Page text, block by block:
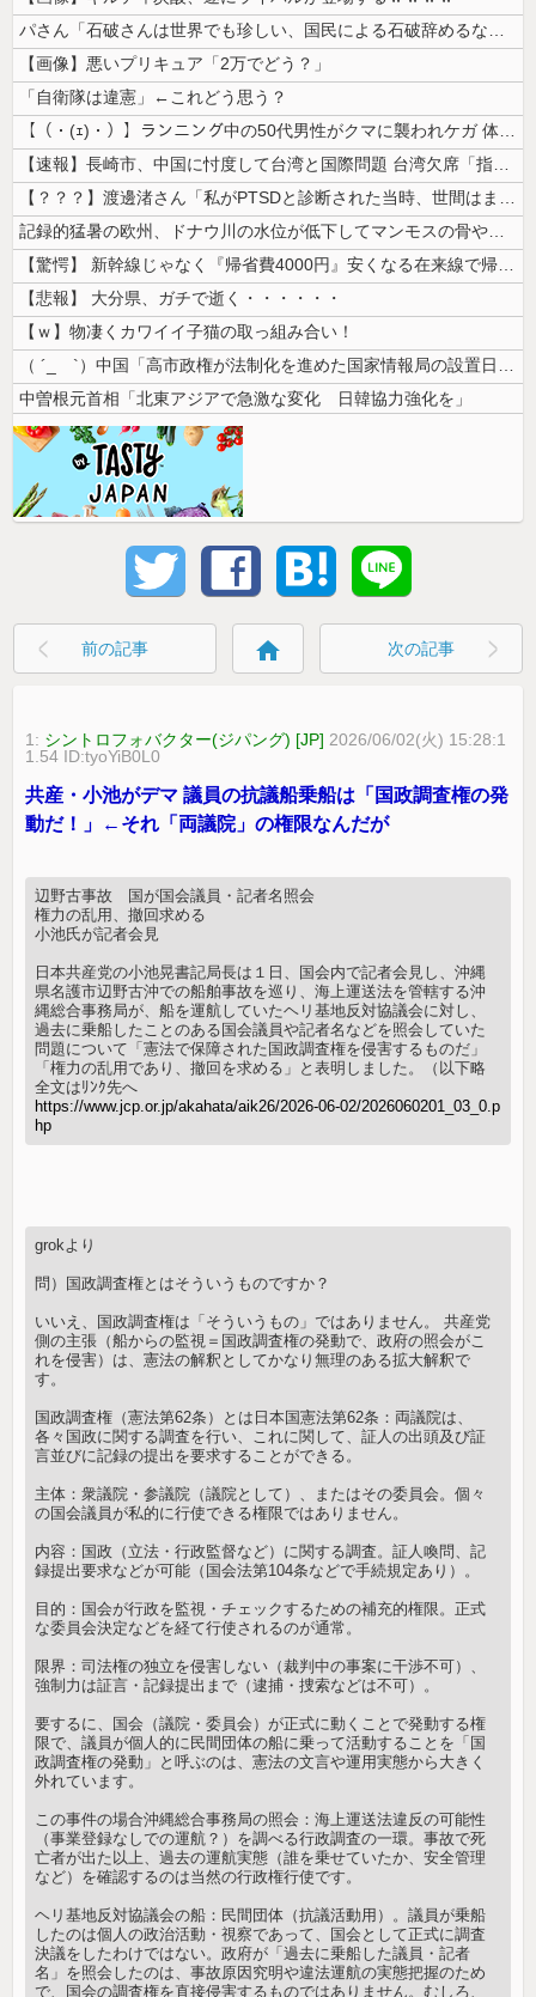
パさん「石破さんは世界でも珍しい、国民による石破辞めるなデモが自然発生...
【画像】悪いプリキュア「2万でどう？」
「自衛隊は違憲」←これどう思う？
【（・(ｪ)・）】ランニング中の50代男性がクマに襲われケガ 体長約1...
【速報】長崎市、中国に忖度して台湾と国際問題 台湾欠席「指定座席を使節...
【？？？】渡邊渚さん「私がPTSDと診断された当時、世間はまだPTSD...
記録的猛暑の欧州、ドナウ川の水位が低下してマンモスの骨や沈没したドイツ...
【驚愕】 新幹線じゃなく『帰省費4000円』安くなる在来線で帰省した結...
【悲報】 大分県、ガチで逝く・・・・・・
【ｗ】物凄くカワイイ子猫の取っ組み合い！
（ ´_ゝ`）中国「高市政権が法制化を進めた国家情報局の設置日が7月3...
中曽根元首相「北東アジアで急激な変化 日韓協力強化を」
前の記事 home 次の記事
1: シントロフォバクター(ジパング) [JP] 2026/06/02(火) 15:28:1
1.54 ID:tyoYiB0L0
共産・小池がデマ 議員の抗議船乗船は「国政調査権の発
動だ！」←それ「両議院」の権限なんだが
辺野古事故 国が国会議員・記者名照会
権力の乱用、撤回求める
小池氏が記者会見
日本共産党の小池晃書記局長は１日、国会内で記者会見し、沖縄
県名護市辺野古沖での船舶事故を巡り、海上運送法を管轄する沖
縄総合事務局が、船を運航していたヘリ基地反対協議会に対し、
過去に乗船したことのある国会議員や記者名などを照会していた
問題について「憲法で保障された国政調査権を侵害するものだ」
「権力の乱用であり、撤回を求める」と表明しました。（以下略
全文はﾘﾝｸ先へ
https://www.jcp.or.jp/akahata/aik26/2026-06-02/2026060201_03_0.p
hp
grokより
問）国政調査権とはそういうものですか？
いいえ、国政調査権は「そういうもの」ではありません。 共産党
側の主張（船からの監視＝国政調査権の発動で、政府の照会がこ
れを侵害）は、憲法の解釈としてかなり無理のある拡大解釈で
す。
国政調査権（憲法第62条）とは日本国憲法第62条：両議院は、
各々国政に関する調査を行い、これに関して、証人の出頭及び証
言並びに記録の提出を要求することができる。
主体：衆議院・参議院（議院として）、またはその委員会。個々
の国会議員が私的に行使できる権限ではありません。
内容：国政（立法・行政監督など）に関する調査。証人喚問、記
録提出要求などが可能（国会法第104条などで手続規定あり）。
目的：国会が行政を監視・チェックするための補充的権限。正式
な委員会決定などを経て行使されるのが通常。
限界：司法権の独立を侵害しない（裁判中の事案に干渉不可）、
強制力は証言・記録提出まで（逮捕・捜索などは不可）。
要するに、国会（議院・委員会）が正式に動くことで発動する権
限で、議員が個人的に民間団体の船に乗って活動することを「国
政調査権の発動」と呼ぶのは、憲法の文言や運用実態から大きく
外れています。
この事件の場合沖縄総合事務局の照会：海上運送法違反の可能性
（事業登録なしでの運航？）を調べる行政調査の一環。事故で死
亡者が出た以上、過去の運航実態（誰を乗せていたか、安全管理
など）を確認するのは当然の行政権行使です。
ヘリ基地反対協議会の船：民間団体（抗議活動用）。議員が乗船
したのは個人の政治活動・視察であって、国会として正式に調査
決議をしたわけではない。政府が「過去に乗船した議員・記者
名」を照会したのは、事故原因究明や違法運航の実態把握のため
で、国会の調査権を直接侵害するものではありません。むしろ、